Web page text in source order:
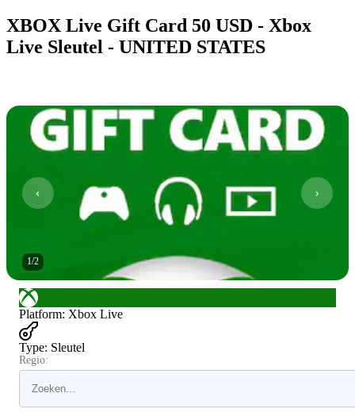
XBOX Live Gift Card 50 USD - Xbox
Live Sleutel - UNITED STATES
1/2
Platform: Xbox Live
Type: Sleutel
Regio: